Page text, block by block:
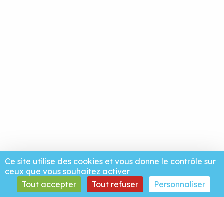
Ce site utilise des cookies et vous donne le contrôle sur
ceux que vous souhaitez activer
Tout accepter
Tout refuser Personnaliser